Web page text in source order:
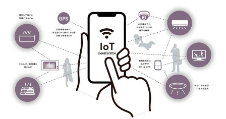
大垣市民病院 自転車約7分（約1730m）